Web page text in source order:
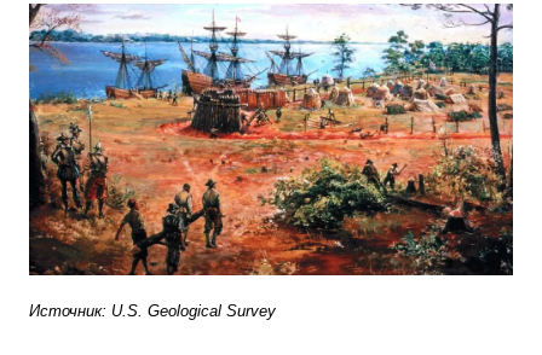
Источник: U.S. Geological Survey